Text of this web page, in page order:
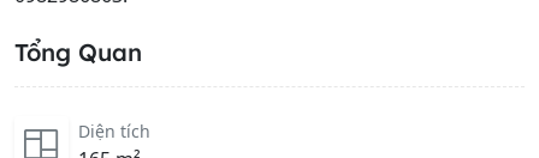
Tổng Quan
Diện tích